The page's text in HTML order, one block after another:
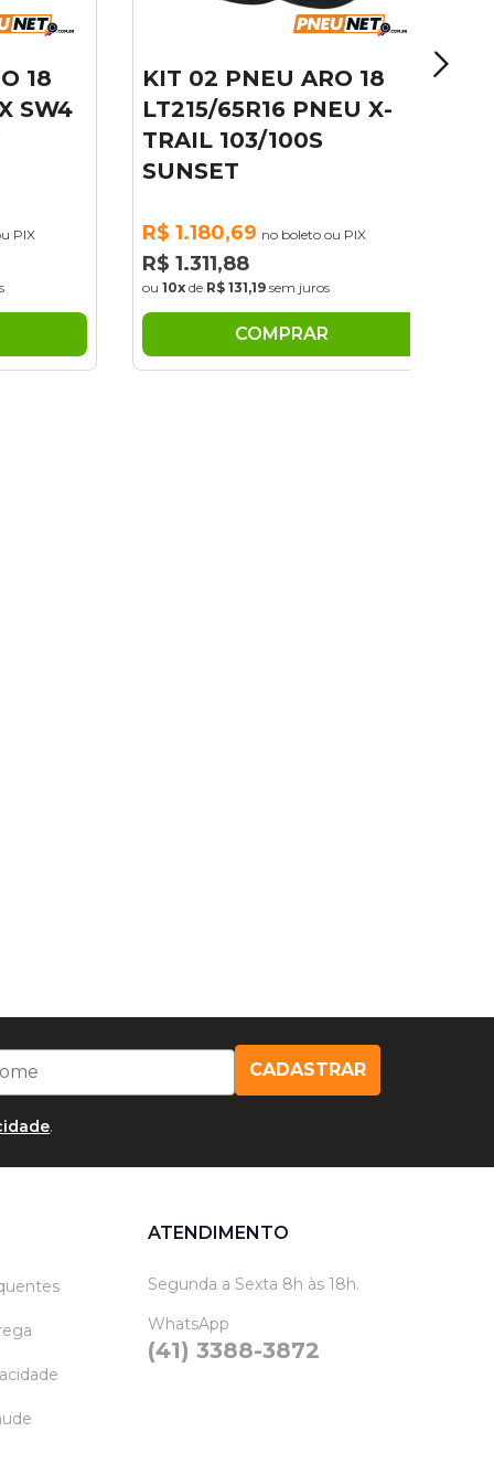
18
KIT 02 PNEU ARO 18
LT215/65R16 PNEU X-
TRAIL 103/100S
SUNSET
R$ 1.180,69 no boleto ou PIX
R$ 1.311,88
10xde R$ 131,19sem juros
COMPRAR
CADASTRAR
.
ATENDIMENTO
Segunda a Sexta 8h às 18h.
WhatsApp
(41) 3388-3872